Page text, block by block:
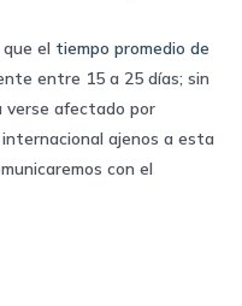
el tiempo promedio de
entre 15 a 25 días; sin
verse afectado por
ajenos a esta
con el